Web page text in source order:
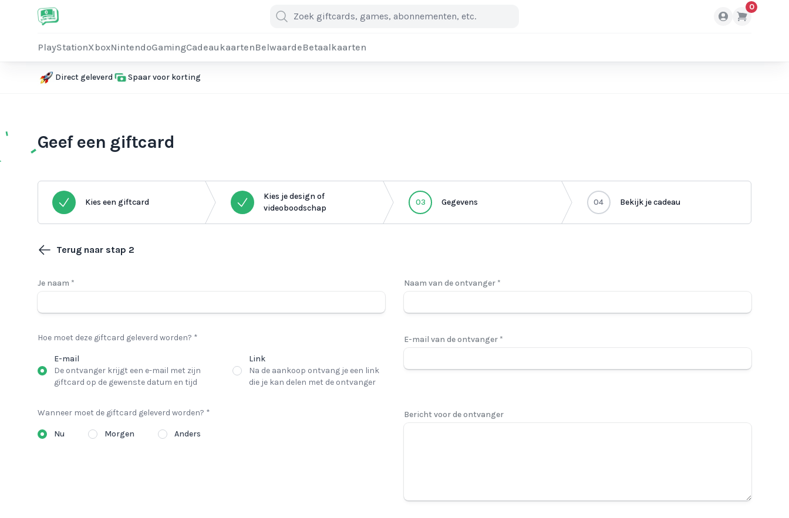
0
PlayStationXboxNintendoGamingCadeaukaartenBelwaardeBetaalkaarten
Direct geleverd Spaar voor korting
Geef een giftcard
Kies een giftcard
Kies je design of
videoboodschap
03 Gegevens 04 Bekijk je cadeau
Terug naar stap 2
Je naam * Naam van de ontvanger *
Hoe moet deze giftcard geleverd worden? *
E-mail
De ontvanger krijgt een e-mail met zijn
giftcard op de gewenste datum en tijd
Link
Na de aankoop ontvang je een link
die je kan delen met de ontvanger
E-mail van de ontvanger *
Wanneer moet de giftcard geleverd worden? *
Nu Morgen Anders
Bericht voor de ontvanger